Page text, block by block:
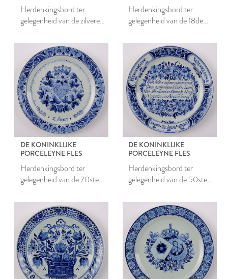
Herdenkingsbord ter
gelegenheid van de zilveren
Hendrik
Herdenkingsbord ter
gelegenheid van de 18de
DE KONINKLIJKE
PORCELEYNE FLES
Herdenkingsbord ter
gelegenheid van de 70ste
DE KONINKLIJKE
PORCELEYNE FLES
Herdenkingsbord ter
gelegenheid van de 50ste